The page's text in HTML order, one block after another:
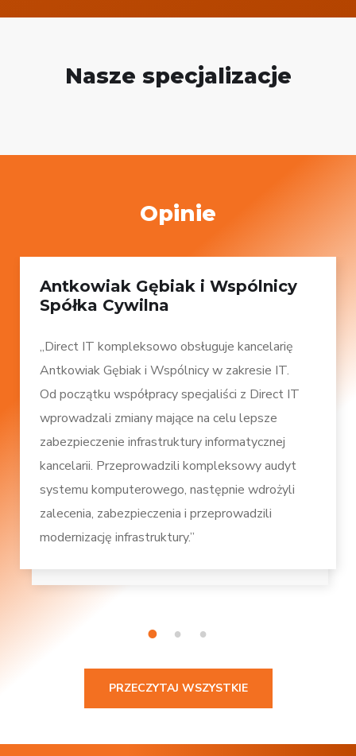
Nasze specjalizacje
Opinie
Antkowiak Gębiak i Wspólnicy
Spółka Cywilna
„Direct IT kompleksowo obsługuje kancelarię
Antkowiak Gębiak i Wspólnicy w zakresie IT.
Od początku współpracy specjaliści z Direct IT
wprowadzali zmiany mające na celu lepsze
zabezpieczenie infrastruktury informatycznej
kancelarii. Przeprowadzili kompleksowy audyt
systemu komputerowego, następnie wdrożyli
zalecenia, zabezpieczenia i przeprowadzili
modernizację infrastruktury.”
1 2 3
PRZECZYTAJ WSZYSTKIE